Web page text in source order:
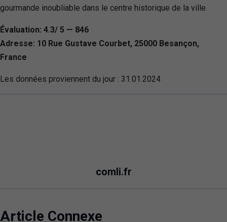
gourmande inoubliable dans le centre historique de la ville.
Évaluation: 4.3/ 5 — 846
Adresse: 10 Rue Gustave Courbet, 25000 Besançon,
France
Les données proviennent du jour : 31.01.2024
comli.fr
Article Connexe